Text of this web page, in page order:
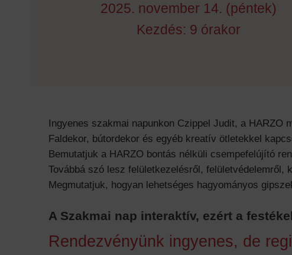
2025. november 14. (péntek)
Kezdés: 9 órakor
Ingyenes szakmai napunkon Czippel Judit, a HARZO
Faldekor, bútordekor és egyéb kreatív ötletekkel
Bemutatjuk a HARZO bontás nélküli csempefelújító
Továbbá szó lesz felületkezelésről, felületvédelemről,
Megmutatjuk, hogyan lehetséges hagyományos
A Szakmai nap interaktív, ezért a
Rendezvényünk ingyenes, de